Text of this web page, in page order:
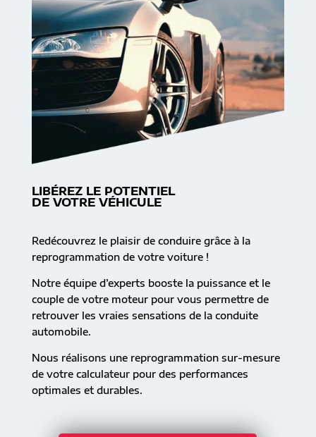
LIBÉREZ LE POTENTIEL
DE VOTRE VÉHICULE
Redécouvrez le plaisir de conduire grâce à la
reprogrammation de votre voiture !
Notre équipe d’experts booste la puissance et le
couple de votre moteur pour vous permettre de
retrouver les vraies sensations de la conduite
automobile.
Nous réalisons une reprogrammation sur-mesure
de votre calculateur pour des performances
optimales et durables.